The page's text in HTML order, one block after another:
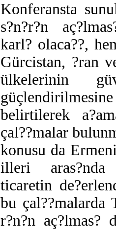
Konferansta
s?n?r?n
karl? olaca??,
Gürcistan, ?ran
ülkelerinin
belirtilerek
çal??malar
konusu da
illeri aras?nda
ticaretin
bu çal??malarda
r?n?n aç?lmas?